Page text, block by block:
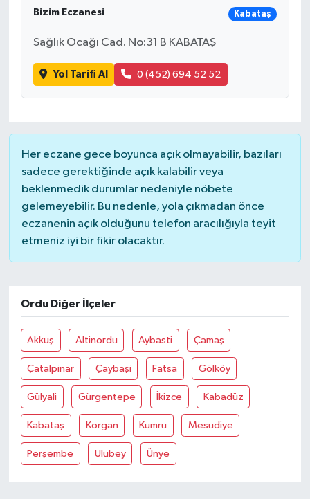
Bizim Eczanesi Kabataş
Sağlık Ocağı Cad. No:31 B KABATAŞ
Yol Tarifi Al 0 (452) 694 52 52
Her eczane gece boyunca açık olmayabilir, bazıları
sadece gerektiğinde açık kalabilir veya
beklenmedik durumlar nedeniyle nöbete
gelemeyebilir. Bu nedenle, yola çıkmadan önce
eczanenin açık olduğunu telefon aracılığıyla teyit
etmeniz iyi bir fikir olacaktır.
Ordu Diğer İlçeler
Akkuş Altinordu Aybasti Çamaş
Çatalpinar Çaybaşi Fatsa Gölköy
Gülyali Gürgentepe İkizce Kabadüz
Kabataş Korgan Kumru Mesudiye
Perşembe Ulubey Ünye